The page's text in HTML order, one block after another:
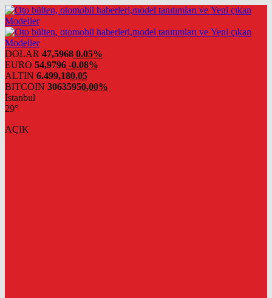
DOLAR 47,5968 0.05%
EURO 54,9796 -0.08%
ALTIN 6.499,180,05
BITCOIN 30635950,00%
İstanbul
29°
AÇIK